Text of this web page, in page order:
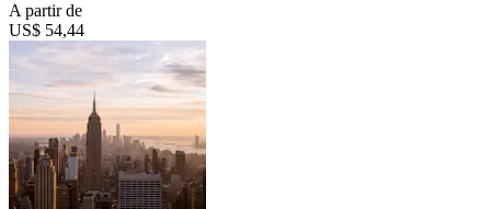
A partir de
US$ 54,44